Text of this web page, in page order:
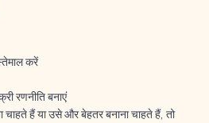
करें
रणनीति बनाएं
हैं या उसे और बेहतर बनाना चाहते हैं, तो